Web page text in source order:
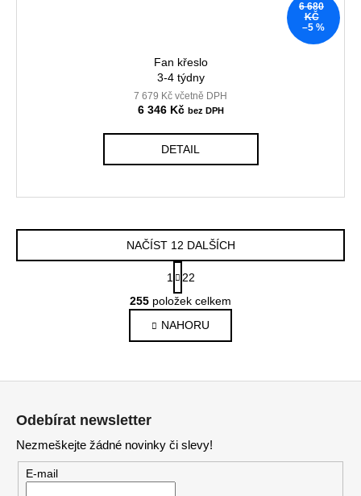
6 680
KČ
–5 %
Fan křeslo
3-4 týdny
7 679 Kč včetně DPH
6 346 Kč
DETAIL
O
v
l
á
a
r
NAČÍST 12 DALŠÍCH
S
t
r
á
n
k
1
22
255 položek celkem
NAHORU
Odebírat newsletter
Nezmeškejte žádné novinky či slevy!
E-mail